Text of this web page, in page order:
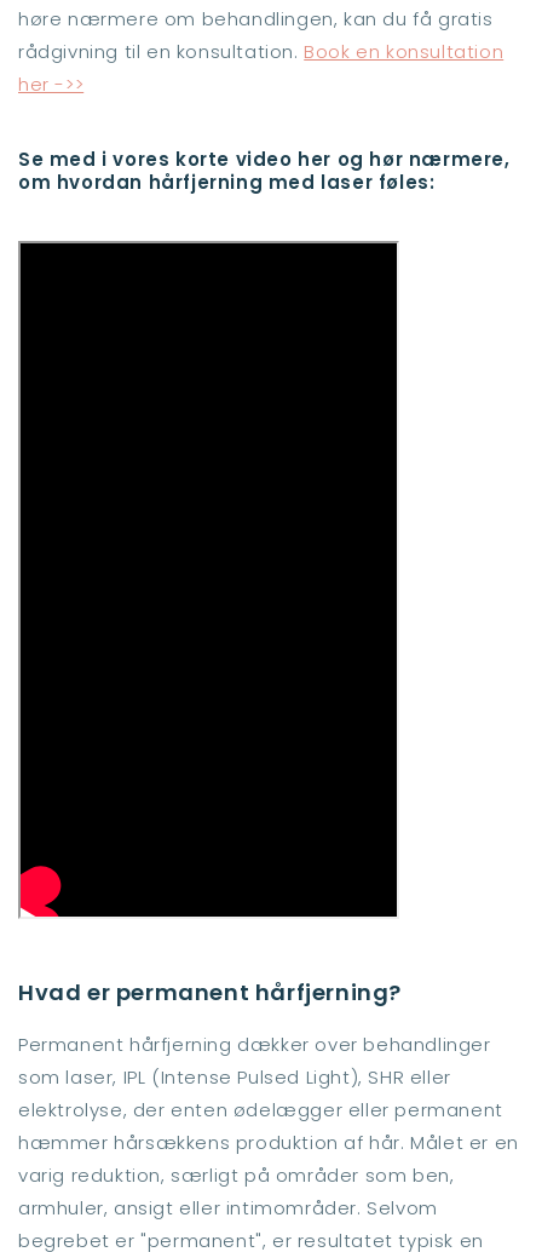
høre nærmere om behandlingen, kan du få gratis
rådgivning til en konsultation. Book en konsultation
her ->>
Se med i vores korte video her og hør nærmere,
om hvordan hårfjerning med laser føles:
Hvad er permanent hårfjerning?
Permanent hårfjerning dækker over behandlinger
som laser, IPL (Intense Pulsed Light), SHR eller
elektrolyse, der enten ødelægger eller permanent
hæmmer hårsækkens produktion af hår. Målet er en
varig reduktion, særligt på områder som ben,
armhuler, ansigt eller intimområder. Selvom
begrebet er "permanent", er resultatet typisk en